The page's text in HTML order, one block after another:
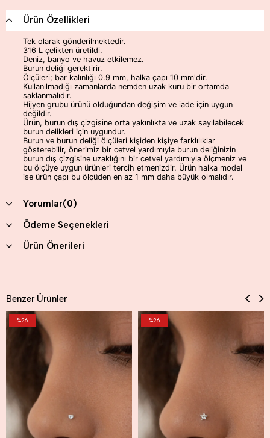
Ürün Özellikleri
Tek olarak gönderilmektedir.
316 L çelikten üretildi.
Deniz, banyo ve havuz etkilemez.
Burun deliği gerektirir.
Ölçüleri; bar kalınlığı 0.9 mm, halka çapı 10 mm'dir.
Kullanılmadığı zamanlarda nemden uzak kuru bir ortamda
saklanmalıdır.
Hijyen grubu ürünü olduğundan değişim ve iade için uygun
değildir.
Ürün, burun dış çizgisine orta yakınlıkta ve uzak sayılabilecek
burun delikleri için uygundur.
Burun ve burun deliği ölçüleri kişiden kişiye farklılıklar
gösterebilir, önerimiz bir cetvel yardımıyla burun deliğinizin
burun dış çizgisine uzaklığını bir cetvel yardımıyla ölçmeniz ve
bu ölçüye uygun ürünleri tercih etmenizdir. Ürün halka model
ise ürün çapı bu ölçüden en az 1 mm daha büyük olmalıdır.
Yorumlar(0)
Ödeme Seçenekleri
Ürün Önerileri
Benzer Ürünler
%26 %26